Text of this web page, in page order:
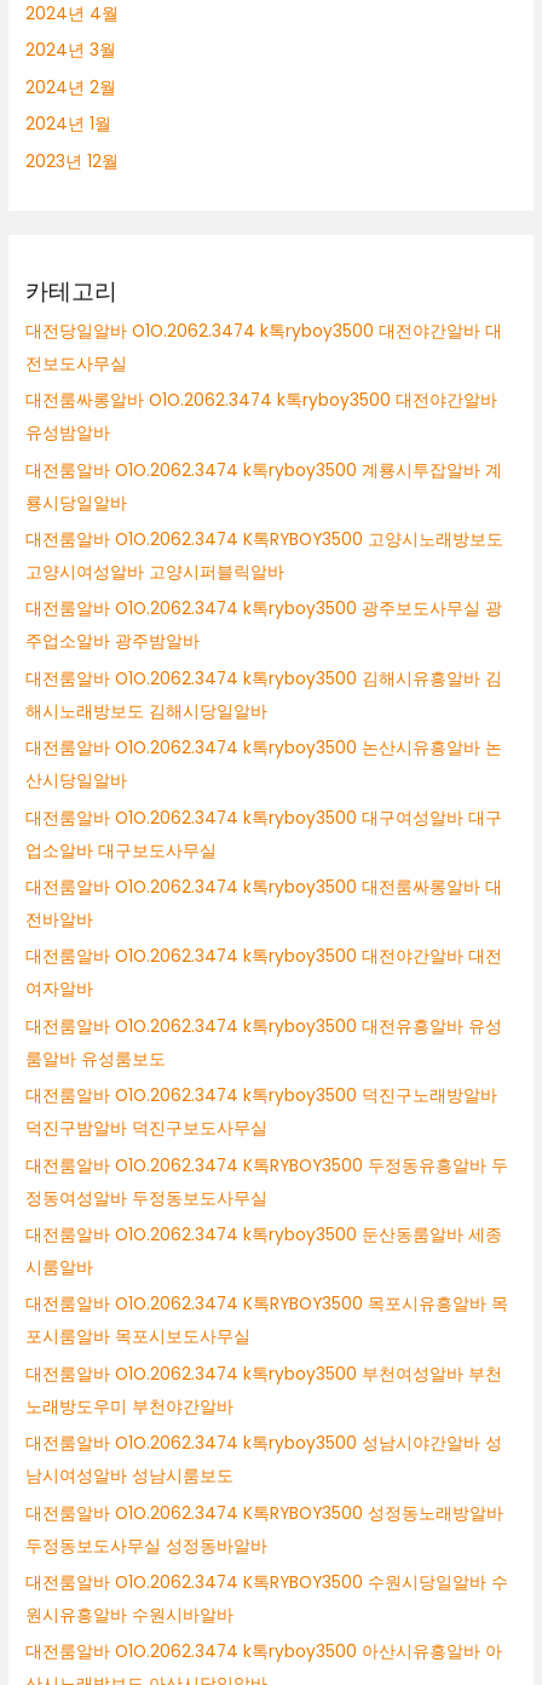
2024년 4월
2024년 3월
2024년 2월
2024년 1월
2023년 12월
카테고리
대전당일알바 O1O.2062.3474 k톡ryboy3500 대전야간알바 대
전보도사무실
대전룸싸롱알바 O1O.2062.3474 k톡ryboy3500 대전야간알바
유성밤알바
대전룸알바 O1O.2062.3474 k톡ryboy3500 계룡시투잡알바 계
룡시당일알바
대전룸알바 O1O.2062.3474 K톡RYBOY3500 고양시노래방보도
고양시여성알바 고양시퍼블릭알바
대전룸알바 O1O.2062.3474 k톡ryboy3500 광주보도사무실 광
주업소알바 광주밤알바
대전룸알바 O1O.2062.3474 k톡ryboy3500 김해시유흥알바 김
해시노래방보도 김해시당일알바
대전룸알바 O1O.2062.3474 k톡ryboy3500 논산시유흥알바 논
산시당일알바
대전룸알바 O1O.2062.3474 k톡ryboy3500 대구여성알바 대구
업소알바 대구보도사무실
대전룸알바 O1O.2062.3474 k톡ryboy3500 대전룸싸롱알바 대
전바알바
대전룸알바 O1O.2062.3474 k톡ryboy3500 대전야간알바 대전
여자알바
대전룸알바 O1O.2062.3474 k톡ryboy3500 대전유흥알바 유성
룸알바 유성룸보도
대전룸알바 O1O.2062.3474 k톡ryboy3500 덕진구노래방알바
덕진구밤알바 덕진구보도사무실
대전룸알바 O1O.2062.3474 K톡RYBOY3500 두정동유흥알바 두
정동여성알바 두정동보도사무실
대전룸알바 O1O.2062.3474 k톡ryboy3500 둔산동룸알바 세종
시룸알바
대전룸알바 O1O.2062.3474 K톡RYBOY3500 목포시유흥알바 목
포시룸알바 목포시보도사무실
대전룸알바 O1O.2062.3474 k톡ryboy3500 부천여성알바 부천
노래방도우미 부천야간알바
대전룸알바 O1O.2062.3474 k톡ryboy3500 성남시야간알바 성
남시여성알바 성남시룸보도
대전룸알바 O1O.2062.3474 K톡RYBOY3500 성정동노래방알바
두정동보도사무실 성정동바알바
대전룸알바 O1O.2062.3474 K톡RYBOY3500 수원시당일알바 수
원시유흥알바 수원시바알바
대전룸알바 O1O.2062.3474 k톡ryboy3500 아산시유흥알바 아